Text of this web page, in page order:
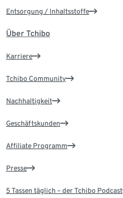
Entsorgung / Inhaltsstoffe
Über Tchibo
Karriere
Tchibo Community
Nachhaltigkeit
Geschäftskunden
Affiliate Programm
Presse
5 Tassen täglich – der Tchibo Podcast